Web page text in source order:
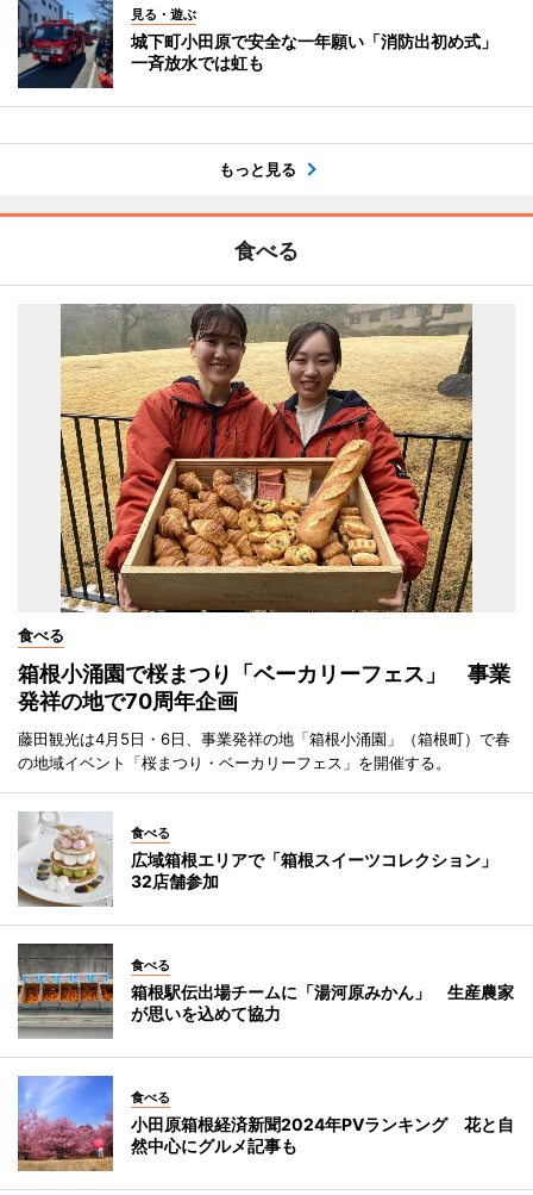
見る・遊ぶ
城下町小田原で安全な一年願い「消防出初め式」
一斉放水では虹も
もっと見る
食べる
食べる
箱根小涌園で桜まつり「ベーカリーフェス」 事業
発祥の地で70周年企画
藤田観光は4月5日・6日、事業発祥の地「箱根小涌園」（箱根町）で春
の地域イベント「桜まつり・ベーカリーフェス」を開催する。
食べる
広域箱根エリアで「箱根スイーツコレクション」
32店舗参加
食べる
箱根駅伝出場チームに「湯河原みかん」 生産農家
が思いを込めて協力
食べる
小田原箱根経済新聞2024年PVランキング 花と自
然中心にグルメ記事も